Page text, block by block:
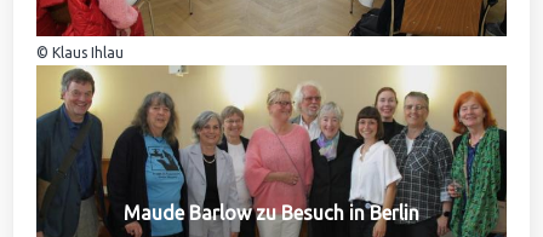
© Klaus Ihlau
Maude Barlow zu Besuch in Berlin